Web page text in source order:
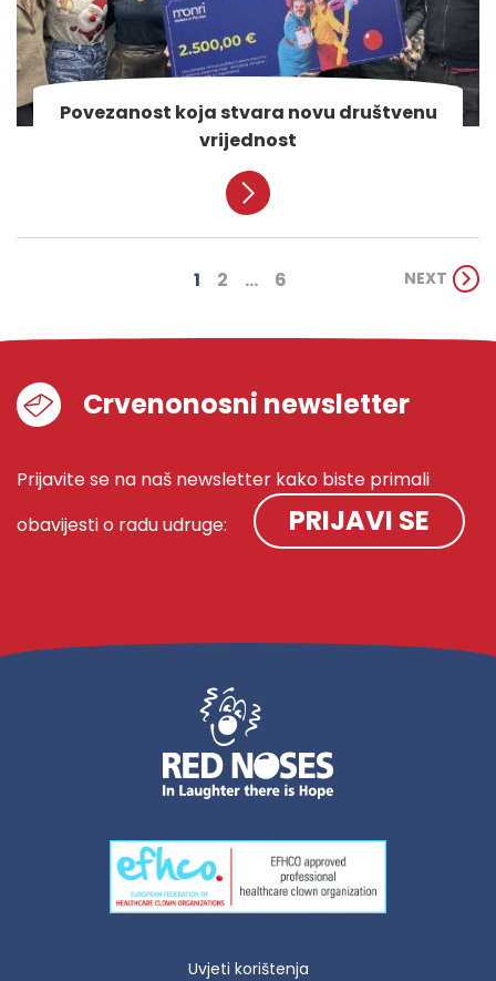
Povezanost koja stvara novu društvenu
vrijednost
1 2 … 6 NEXT
Crvenonosni newsletter
Prijavite se na naš newsletter kako biste primali
obavijesti o radu udruge:
PRIJAVI SE
Uvjeti korištenja